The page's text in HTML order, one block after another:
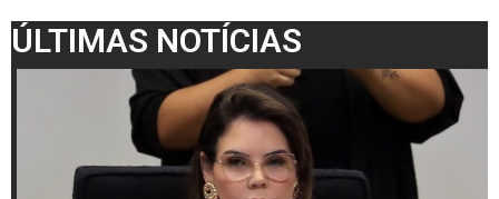
ÚLTIMAS NOTÍCIAS